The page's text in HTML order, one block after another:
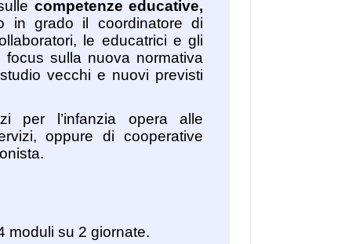
competenze educative,
in grado il coordinatore di
le educatrici e gli
sulla nuova normativa
vecchi e nuovi previsti
per l’infanzia opera alle
oppure di cooperative
moduli su 2 giornate.